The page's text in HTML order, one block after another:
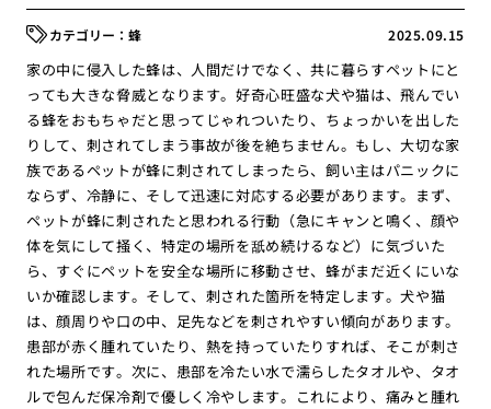
2025.09.15
蜂
家の中に侵入した蜂は、人間だけでなく、共に暮らすペットにと
っても大きな脅威となります。好奇心旺盛な犬や猫は、飛んでい
る蜂をおもちゃだと思ってじゃれついたり、ちょっかいを出した
りして、刺されてしまう事故が後を絶ちません。もし、大切な家
族であるペットが蜂に刺されてしまったら、飼い主はパニックに
ならず、冷静に、そして迅速に対応する必要があります。まず、
ペットが蜂に刺されたと思われる行動（急にキャンと鳴く、顔や
体を気にして掻く、特定の場所を舐め続けるなど）に気づいた
ら、すぐにペットを安全な場所に移動させ、蜂がまだ近くにいな
いか確認します。そして、刺された箇所を特定します。犬や猫
は、顔周りや口の中、足先などを刺されやすい傾向があります。
患部が赤く腫れていたり、熱を持っていたりすれば、そこが刺さ
れた場所です。次に、患部を冷たい水で濡らしたタオルや、タオ
ルで包んだ保冷剤で優しく冷やします。これにより、痛みと腫れ